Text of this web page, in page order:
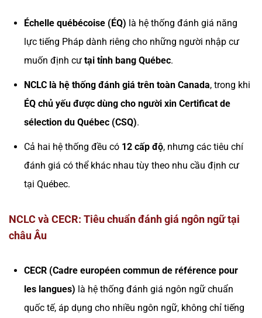
Échelle québécoise (ÉQ) là hệ thống đánh giá năng
lực tiếng Pháp dành riêng cho những người nhập cư
muốn định cư tại tỉnh bang Québec.
NCLC là hệ thống đánh giá trên toàn Canada, trong khi
ÉQ chủ yếu được dùng cho người xin Certificat de
sélection du Québec (CSQ).
Cả hai hệ thống đều có 12 cấp độ, nhưng các tiêu chí
đánh giá có thể khác nhau tùy theo nhu cầu định cư
tại Québec.
NCLC và CECR: Tiêu chuẩn đánh giá ngôn ngữ tại
châu Âu
CECR (Cadre européen commun de référence pour
les langues) là hệ thống đánh giá ngôn ngữ chuẩn
quốc tế, áp dụng cho nhiều ngôn ngữ, không chỉ tiếng